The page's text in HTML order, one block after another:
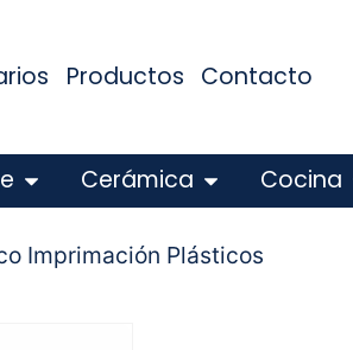
Productos Contacto
Cerámica Cocina
Imprimación Plásticos